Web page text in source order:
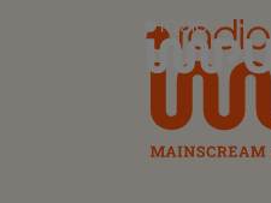
Radio Impuls